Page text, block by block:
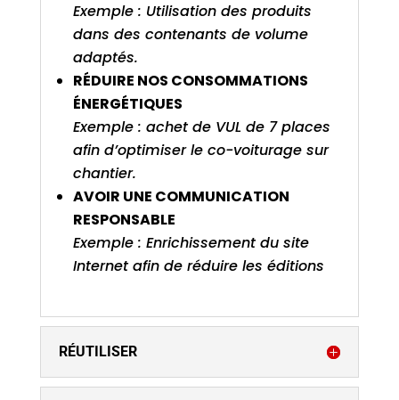
Exemple : Utilisation des produits
dans des contenants de volume
adaptés.
RÉDUIRE NOS CONSOMMATIONS
ÉNERGÉTIQUES
Exemple : achet de VUL de 7 places
afin d’optimiser le co-voiturage sur
chantier.
AVOIR UNE COMMUNICATION
RESPONSABLE
Exemple : Enrichissement du site
Internet afin de réduire les éditions
RÉUTILISER